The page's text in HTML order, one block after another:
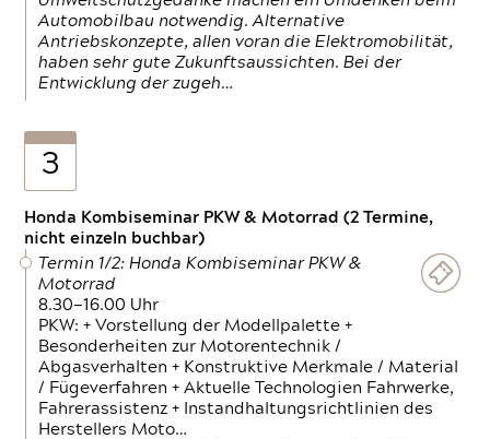
Automobilbau notwendig. Alternative
Antriebskonzepte, allen voran die Elektromobilität,
haben sehr gute Zukunftsaussichten. Bei der
Entwicklung der zugeh…
3
Honda Kombiseminar PKW & Motorrad (2 Termine,
nicht einzeln buchbar)
Termin 1/2: Honda Kombiseminar PKW &
Motorrad
8.30—16.00 Uhr
PKW: + Vorstellung der Modellpalette +
Besonderheiten zur Motorentechnik /
Abgasverhalten + Konstruktive Merkmale / Material
/ Fügeverfahren + Aktuelle Technologien Fahrwerke,
Fahrerassistenz + Instandhaltungsrichtlinien des
Herstellers Moto…